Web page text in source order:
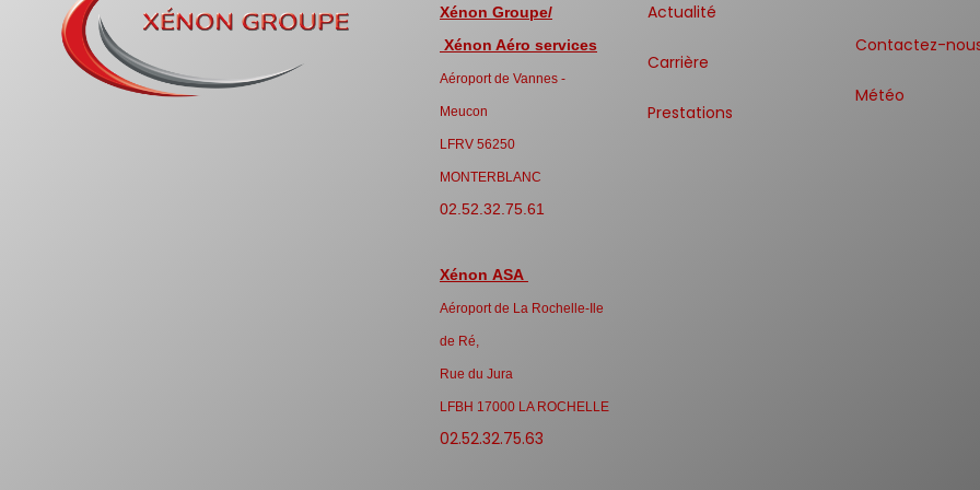
Xénon Groupe/
Xénon Aéro services
Aéroport de Vannes -
Meucon
LFRV 56250
MONTERBLANC
02.52.32.75.61
Xénon ASA
Aéroport de La Rochelle-Ile
de Ré,
Rue du Jura
LFBH 17000 LA ROCHELLE
02.52.32.75.63
Actualité
Carrière
Prestations
Contactez-
Météo